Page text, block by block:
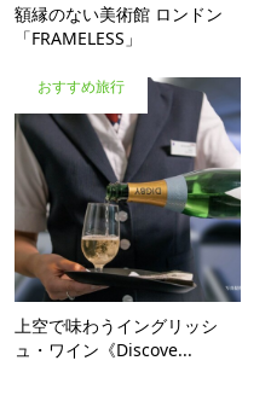
額縁のない美術館 ロンドン
「FRAMELESS」
おすすめ旅行
上空で味わうイングリッシ
ュ・ワイン《Discove...